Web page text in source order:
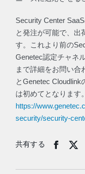
Security Center
と発注が可能で、出
す。これより前の
Genetec認定チャネ
まで詳細をお問い合
とGenetec Cloudlink
は初めてとなります
https://
security/security-
共有する